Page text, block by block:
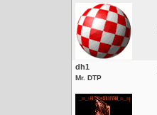
dh1
Mr. DTP